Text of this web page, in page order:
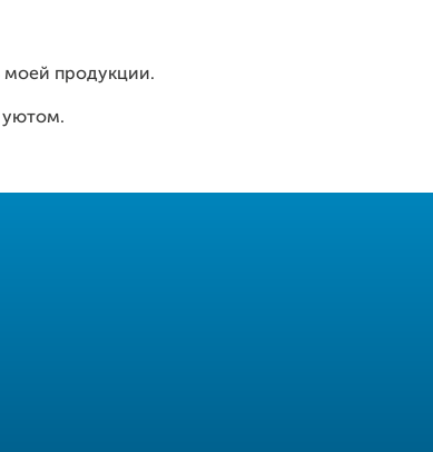
моей продукции.
уютом.